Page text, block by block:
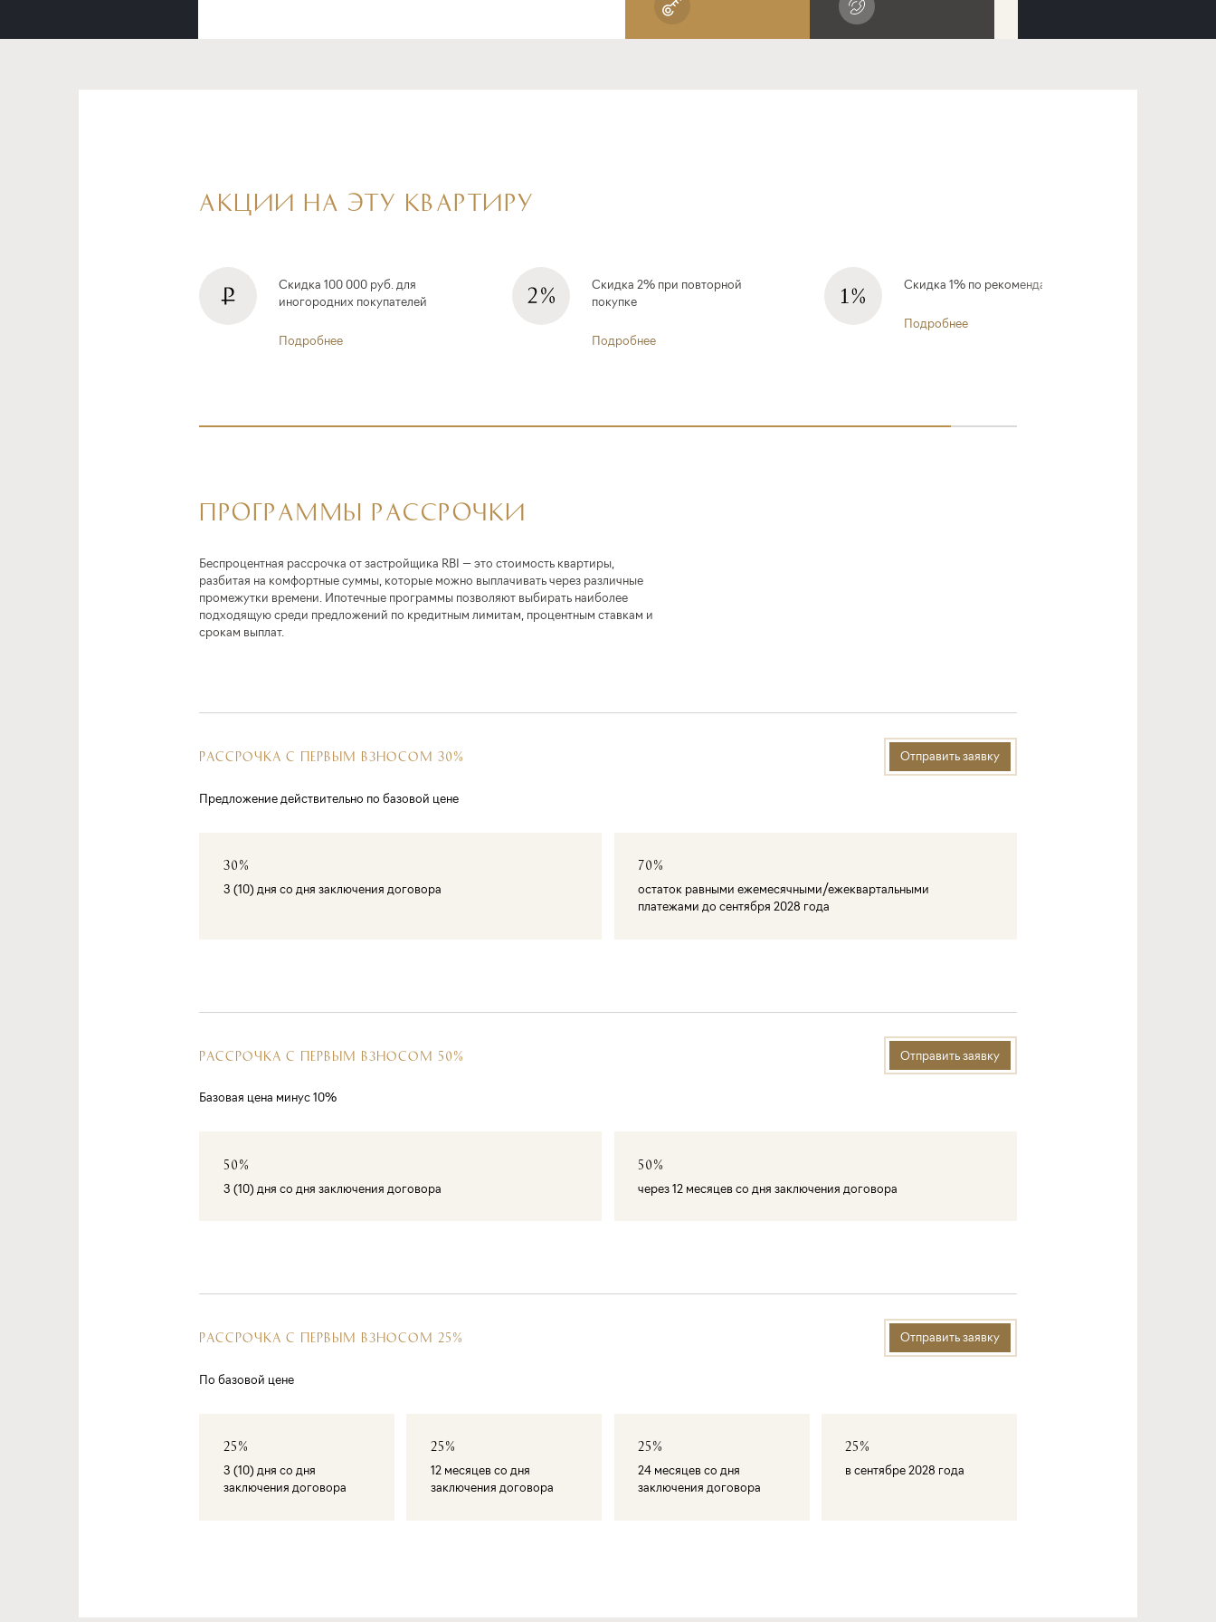
АКЦИИ НА ЭТУ КВАРТИРУ
Скидка 100 000 руб. для
иногородних покупателей
Подробнее
Скидка 2% при повторной
покупке
Подробнее
Скидка 1% по рекомендации
Подробнее
ПРОГРАММЫ РАССРОЧКИ
Беспроцентная рассрочка от застройщика RBI — это стоимость квартиры,
разбитая на комфортные суммы, которые можно выплачивать через различные
промежутки времени. Ипотечные программы позволяют выбирать наиболее
подходящую среди предложений по кредитным лимитам, процентным ставкам и
срокам выплат.
РАССРОЧКА С ПЕРВЫМ ВЗНОСОМ 30%
Предложение действительно по базовой цене
Отправить заявку
30%
3 (10) дня со дня заключения договора
70%
остаток равными ежемесячными/ежеквартальными
платежами до сентября 2028 года
РАССРОЧКА С ПЕРВЫМ ВЗНОСОМ 50%
Базовая цена минус 10%
Отправить заявку
50%
3 (10) дня со дня заключения договора
50%
через 12 месяцев со дня заключения договора
РАССРОЧКА С ПЕРВЫМ ВЗНОСОМ 25%
По базовой цене
Отправить заявку
25%
3 (10) дня со дня
заключения договора
25%
12 месяцев со дня
заключения договора
25%
24 месяцев со дня
заключения договора
25%
в сентябре 2028 года